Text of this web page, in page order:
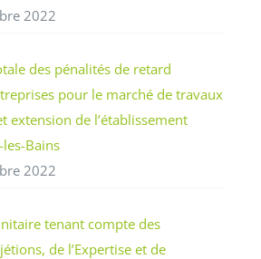
2022
des pénalités de retard
pour le marché de travaux
extension de l’établissement
Bains
2022
tenant compte des
de l’Expertise et de